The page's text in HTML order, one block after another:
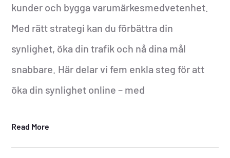
kunder och bygga varumärkesmedvetenhet.
Med rätt strategi kan du förbättra din
synlighet, öka din trafik och nå dina mål
snabbare. Här delar vi fem enkla steg för att
öka din synlighet online – med
Read More